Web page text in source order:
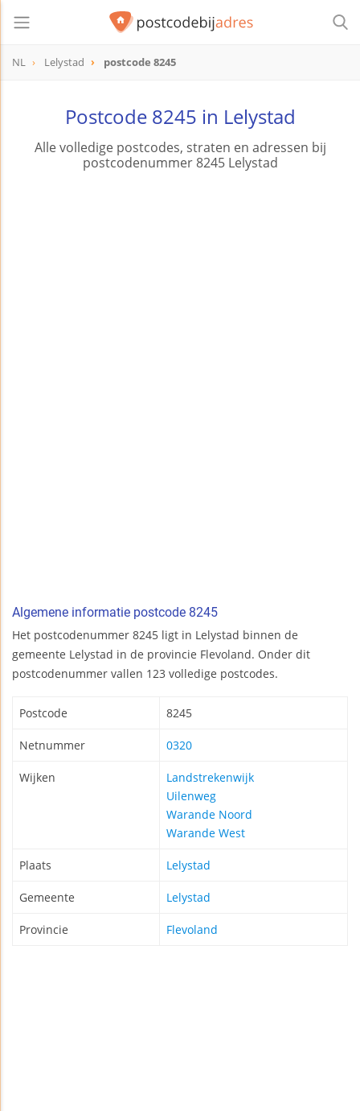
NL Lelystad postcode 8245
Postcode 8245 in Lelystad
Alle volledige postcodes, straten en adressen bij
postcodenummer 8245 Lelystad
Algemene informatie postcode 8245
Het postcodenummer 8245 ligt in Lelystad binnen de
gemeente Lelystad in de provincie Flevoland. Onder dit
postcodenummer vallen 123 volledige postcodes.
Postcode 8245
Netnummer 0320
Wijken
Landstrekenwijk
Uilenweg
Warande Noord
Warande West
Plaats Lelystad
Gemeente Lelystad
Provincie Flevoland